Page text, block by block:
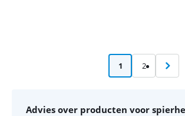
1 2
Advies over producten voor